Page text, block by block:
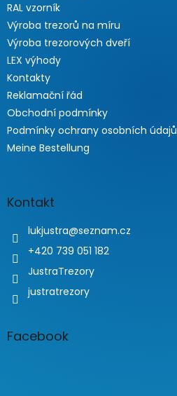
RAL vzorník
Výroba trezorů na míru
Výroba trezorových dveří
LEX výhody
Kontakty
Reklamační řád
Obchodní podmínky
Podmínky ochrany osobních údajů
Meine Bestellung
Kontakt
lukjustra@seznam.cz
+420 739 051 182
JustraTrezory
justratrezory
Facebook